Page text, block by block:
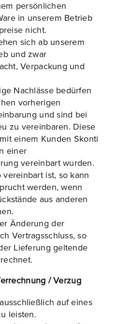
persönlichen
in unserem Betrieb
nicht.
sich ab unserem
und zwar
Verpackung und
Nachlässe bedürfen
vorherigen
und sind bei
zu vereinbaren. Diese
einem Kunden Skonti
einer
vereinbart wurden.
ist, so kann
werden, wenn
aus anderen
Änderung der
Vertragsschluss, so
Lieferung geltende
/ Verzug
auf eines
leisten.